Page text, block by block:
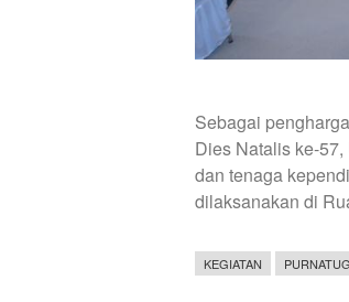
Sebagai
Dies Natalis ke-
dan tenaga
dilaksanakan di
KEGIATAN